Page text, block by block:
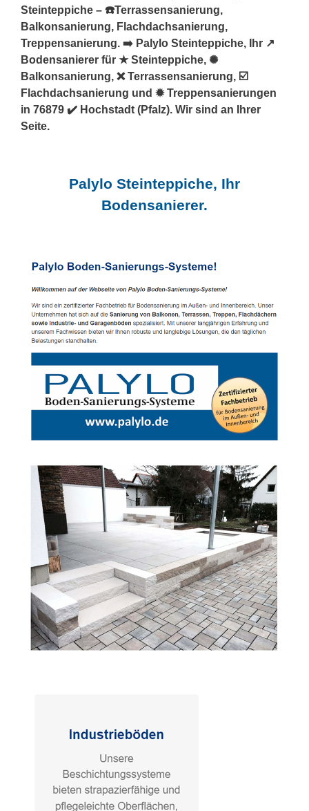
Steinteppiche – ☎️Terrassensanierung,
Balkonsanierung, Flachdachsanierung,
Treppensanierung. ➡️ Palylo Steinteppiche, Ihr ↗️
Bodensanierer für ★ Steinteppiche, ✺
Balkonsanierung, ❌ Terrassensanierung, ☑️
Flachdachsanierung und ✹ Treppensanierungen
in 76879 ✔️ Hochstadt (Pfalz). Wir sind an Ihrer
Seite.
Palylo Steinteppiche, Ihr
Bodensanierer.